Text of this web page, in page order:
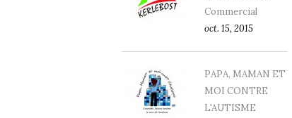
Commercial
oct. 15, 2015
PAPA, MAMAN ET
MOI CONTRE
L'AUTISME